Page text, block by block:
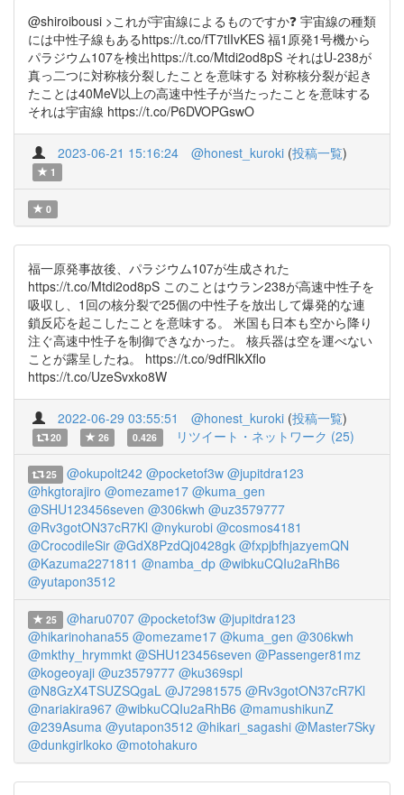
@shiroibousi >これが宇宙線によるものですか❓ 宇宙線の種類
には中性子線もあるhttps://t.co/fT7tlIvKES 福1原発1号機から
パラジウム107を検出https://t.co/Mtdi2od8pS それはU-238が
真っ二つに対称核分裂したことを意味する 対称核分裂が起き
たことは40MeV以上の高速中性子が当たったことを意味する
それは宇宙線 https://t.co/P6DVOPGswO
2023-06-21 15:16:24 @honest_kuroki (投稿一覧)
1
0
福一原発事故後、パラジウム107が生成された
https://t.co/Mtdi2od8pS このことはウラン238が高速中性子を
吸収し、1回の核分裂で25個の中性子を放出して爆発的な連
鎖反応を起こしたことを意味する。 米国も日本も空から降り
注ぐ高速中性子を制御できなかった。 核兵器は空を運べない
ことが露呈したね。 https://t.co/9dfRlkXflo
https://t.co/UzeSvxko8W
2022-06-29 03:55:51 @honest_kuroki (投稿一覧)
20 26 0.426 リツイート・ネットワーク (25)
25 @okupolt242 @pocketof3w @jupitdra123
@hkgtorajiro @omezame17 @kuma_gen
@SHU123456seven @306kwh @uz3579777
@Rv3gotON37cR7Kl @nykurobi @cosmos4181
@CrocodileSir @GdX8PzdQj0428gk @fxpjbfhjazyemQN
@Kazuma2271811 @namba_dp @wibkuCQIu2aRhB6
@yutapon3512
25 @haru0707 @pocketof3w @jupitdra123
@hikarinohana55 @omezame17 @kuma_gen @306kwh
@mkthy_hrymmkt @SHU123456seven @Passenger81mz
@kogeoyaji @uz3579777 @ku369spl
@N8GzX4TSUZSQgaL @J72981575 @Rv3gotON37cR7Kl
@nariakira967 @wibkuCQIu2aRhB6 @mamushikunZ
@239Asuma @yutapon3512 @hikari_sagashi @Master7Sky
@dunkgirlkoko @motohakuro